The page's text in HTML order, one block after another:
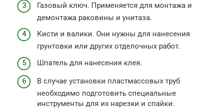
Газовый ключ. Применяется для монтажа и
демонтажа раковины и унитаза.
Кисти и валики. Они нужны для нанесения
грунтовки или других отделочных работ.
Шпатель для нанесения клея.
В случае установки пластмассовых труб
необходимо подготовить специальные
инструменты для их нарезки и спайки.